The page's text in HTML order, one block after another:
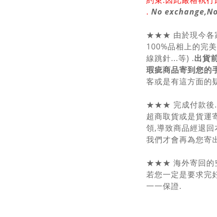
. No
★★★ 由於現今各
100%品相上的完
線跳針...等) .出貨
瑕疵商品寄到您的
客或是有這方面的
★★★ 完成付款後.
超商取貨或是貨運
領,導致商品經退
我們才會再為您寄
★★★ 海外寄回的
若您一定是要求完
一一保證.